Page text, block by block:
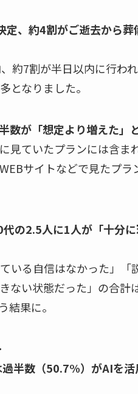
、約4割がご逝去から葬
約7割が半日以内に行わ
となりました。
が「想定より増えた」と
見ていたプランには含ま
サイトなどで見たプ
2.5人に1人が「十分に
いる自信はなかった」
ない状態だった」の合計
結果に。
半数（50.7%）がAIを